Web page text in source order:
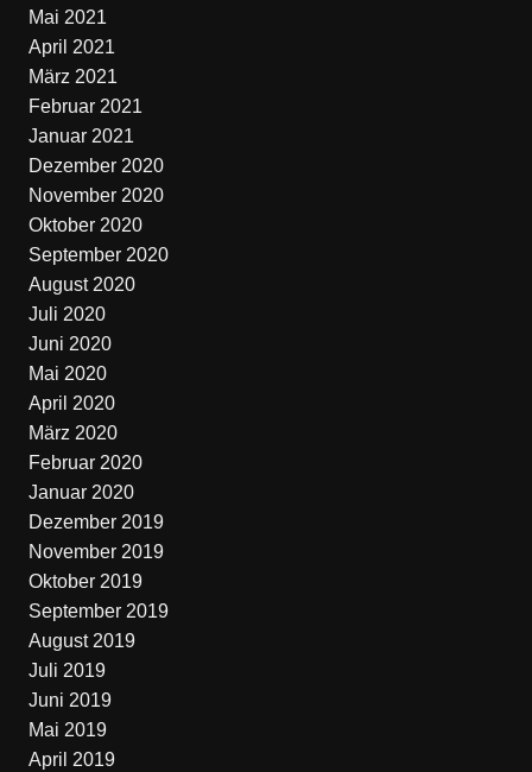
Mai 2021
April 2021
März 2021
Februar 2021
Januar 2021
Dezember 2020
November 2020
Oktober 2020
September 2020
August 2020
Juli 2020
Juni 2020
Mai 2020
April 2020
März 2020
Februar 2020
Januar 2020
Dezember 2019
November 2019
Oktober 2019
September 2019
August 2019
Juli 2019
Juni 2019
Mai 2019
April 2019